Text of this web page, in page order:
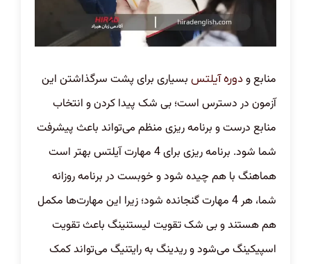
منابع و دوره آیلتس بسیاری برای پشت سرگذاشتن این
آزمون در دسترس است؛ بی شک پیدا کردن و انتخاب
منابع درست و برنامه ریزی منظم می‌تواند باعث پیشرفت
شما شود. برنامه ریزی برای 4 مهارت آیلتس بهتر است
هماهنگ با هم چیده شود و خوبست در برنامه روزانه
شما، هر 4 مهارت گنجانده شود؛ زیرا این مهارت‌ها مکمل
هم هستند و بی شک تقویت لیستنینگ باعث تقویت
اسپیکینگ می‌شود و ریدینگ به رایتنیگ می‌تواند کمک